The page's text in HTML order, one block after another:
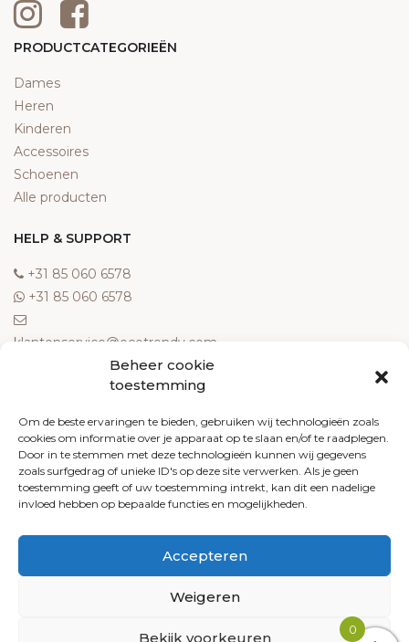
Beheer cookie
toestemming
Om de beste ervaringen te bieden, gebruiken wij technologieën zoals
cookies om informatie over je apparaat op te slaan en/of te raadplegen.
Door in te stemmen met deze technologieën kunnen wij gegevens
zoals surfgedrag of unieke ID's op deze site verwerken. Als je geen
toestemming geeft of uw toestemming intrekt, kan dit een nadelige
invloed hebben op bepaalde functies en mogelijkheden.
Accepteren
Weigeren
Bekijk voorkeuren
PRODUCTCATEGORIEËN
Dames
Heren
Kinderen
Accessoires
Schoenen
Alle producten
HELP & SUPPORT
‎+31 85 060 6578
‎+31 85 060 6578
klantenservice@ecotrendy.com
Meest gestelde vragen
Contact
Algemene voorwaarden
Retourneren
Klachten
Privacy policy
0